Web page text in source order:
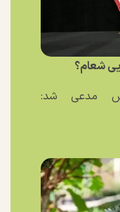
شعام؟
مدعی شد: